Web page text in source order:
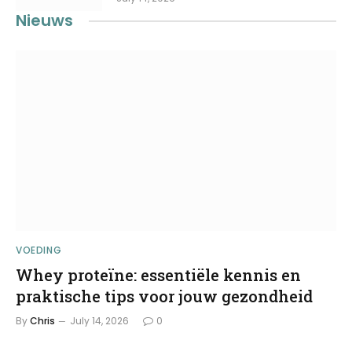
Nieuws
VOEDING
Whey proteïne: essentiële kennis en
praktische tips voor jouw gezondheid
ByChris July 14, 2026 0